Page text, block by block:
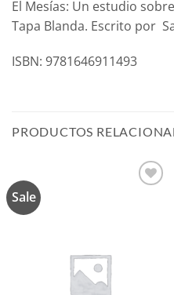
El Mesías: Un estudio
Tapa Blanda. Escrito por
ISBN: 9781646911493
PRODUCTOS
Sale